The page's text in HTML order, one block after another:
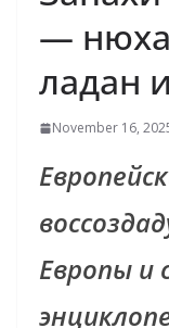
—
ладан
November 16,
Европы и